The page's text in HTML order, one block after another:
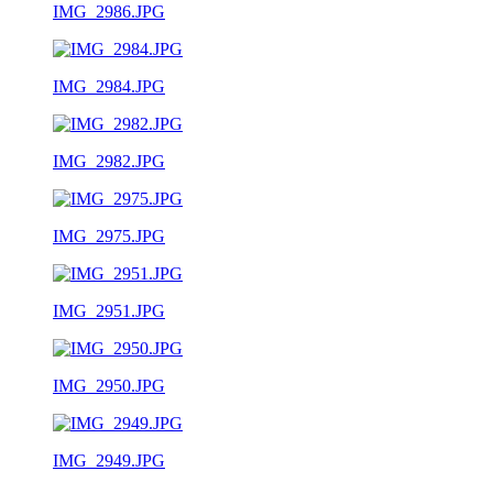
IMG_2986.JPG
IMG_2984.JPG
IMG_2982.JPG
IMG_2975.JPG
IMG_2951.JPG
IMG_2950.JPG
IMG_2949.JPG